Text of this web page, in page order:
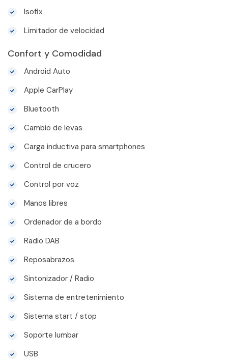
Isofix
Limitador de velocidad
Confort y Comodidad
Android Auto
Apple CarPlay
Bluetooth
Cambio de levas
Carga inductiva para smartphones
Control de crucero
Control por voz
Manos libres
Ordenador de a bordo
Radio DAB
Reposabrazos
Sintonizador / Radio
Sistema de entretenimiento
Sistema start / stop
Soporte lumbar
USB